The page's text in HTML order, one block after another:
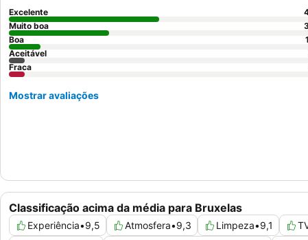
Classificação acima da média para Bruxelas
Experiência•9,5 Atmosfera•9,3 Limpeza•9,1
Excelente
Muito boa
Boa
Aceitável
Fraca
Mostrar avaliações